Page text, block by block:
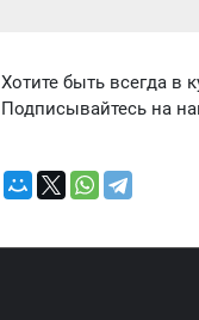
Хотите быть всегда в
Подписывайтесь на